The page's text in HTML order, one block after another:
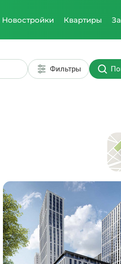
Новостройки Квартиры
Фильтры